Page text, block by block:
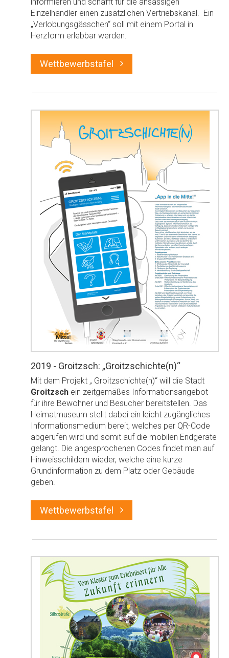
Einzelhändler einen zusätzlichen Vertriebskanal. Ein
„Verlobungsgässchen“ soll mit einem Portal in
Herzform erlebbar werden.
Wettbewerbstafel
2019 - Groitzsch: „Groitzschichte(n)“
Mit dem Projekt „ Groitzschichte(n)“ will die Stadt
Groitzsch ein zeitgemäßes Informationsangebot
für ihre Bewohner und Besucher bereitstellen. Das
Heimatmuseum stellt dabei ein leicht zugängliches
Informationsmedium bereit, welches per QR-Code
abgerufen wird und somit auf die mobilen Endgeräte
gelangt. Die angesprochenen Codes findet man auf
Hinweisschildern wieder, welche eine kurze
Grundinformation zu dem Platz oder Gebäude
geben.
Wettbewerbstafel